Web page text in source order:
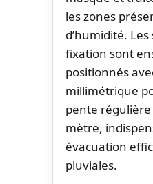
les zones
d’humidité.
fixation sont
positionnés
millimétrique
pente
mètre,
évacuation
pluviales.